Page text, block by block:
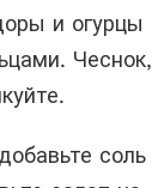
и огурцы
Чеснок,
соль